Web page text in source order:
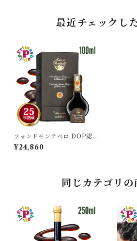
最近チェックし
フォンドモンテベロ DOP認定
25年熟成 エキストラヴェッキ
オ トラディショナル バルサミ
¥24,860
同じカテゴリの